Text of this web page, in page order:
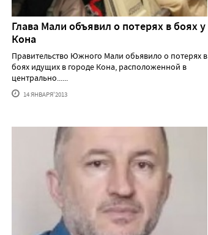
Глава Мали объявил о потерях в боях у
Кона
Правительство Южного Мали обьявило о потерях в
боях идущих в городе Кона, расположенной в
центрально......
14 ЯНВАРЯ'2013